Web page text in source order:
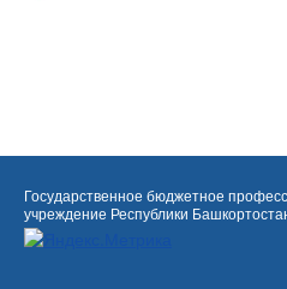
Государственное бюджетное
учреждение Республики